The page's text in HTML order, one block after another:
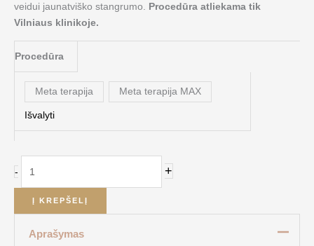
veidui jaunatviško stangrumo. Procedūra atliekama tik
Vilniaus klinikoje.
Procedūra
Meta terapija Meta terapija MAX
Išvalyti
- +
Į KREPŠELĮ
Aprašymas